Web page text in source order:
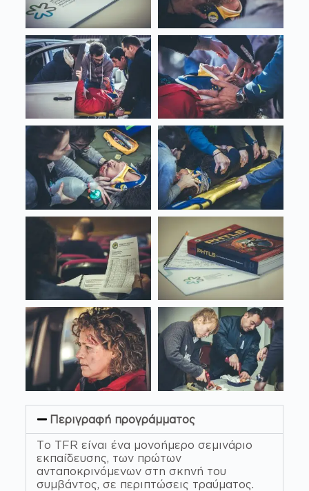
Περιγραφή προγράμματος
Το TFR είναι ένα μονοήμερο σεμινάριο
εκπαίδευσης, των πρώτων
ανταποκρινόμενων στη σκηνή του
συμβάντος, σε περιπτώσεις τραύματος.